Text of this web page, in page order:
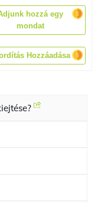
hozzá egy
mondat
Hozzáadása